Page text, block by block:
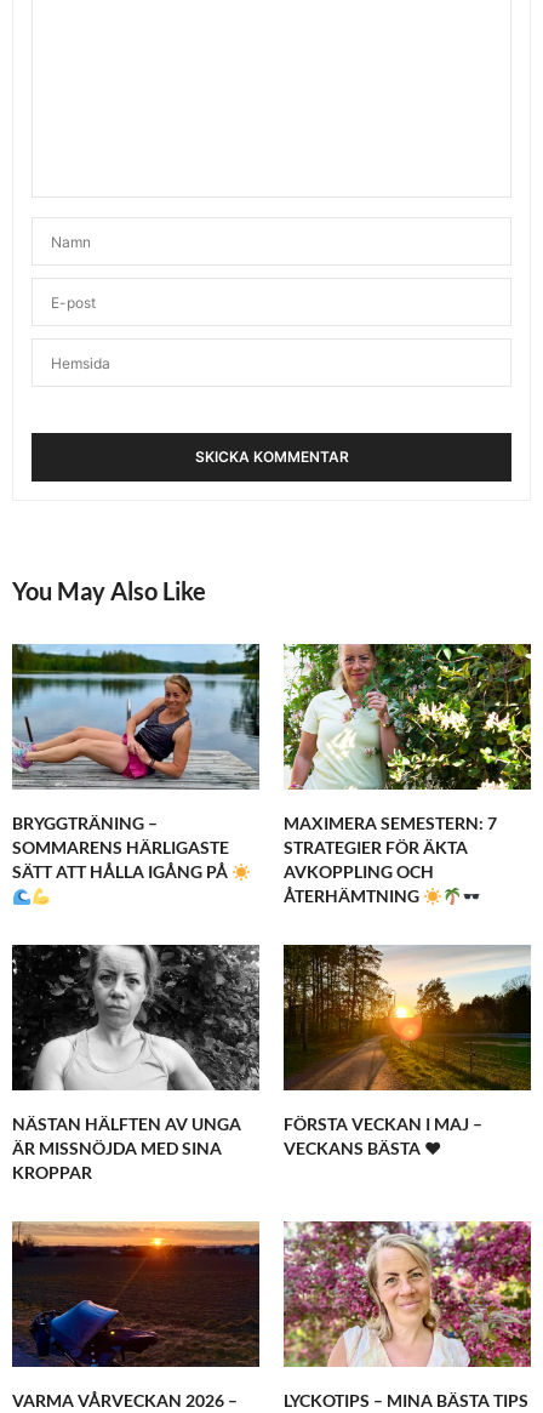
You May Also Like
BRYGGTRÄNING –
SOMMARENS HÄRLIGASTE
SÄTT ATT HÅLLA IGÅNG PÅ
MAXIMERA SEMESTERN: 7
STRATEGIER FÖR ÄKTA
AVKOPPLING OCH
ÅTERHÄMTNING
NÄSTAN HÄLFTEN AV UNGA
ÄR MISSNÖJDA MED SINA
KROPPAR
FÖRSTA VECKAN I MAJ –
VECKANS BÄSTA ♥
VARMA VÅRVECKAN 2026 –
LYCKOTIPS – MINA BÄSTA TIPS